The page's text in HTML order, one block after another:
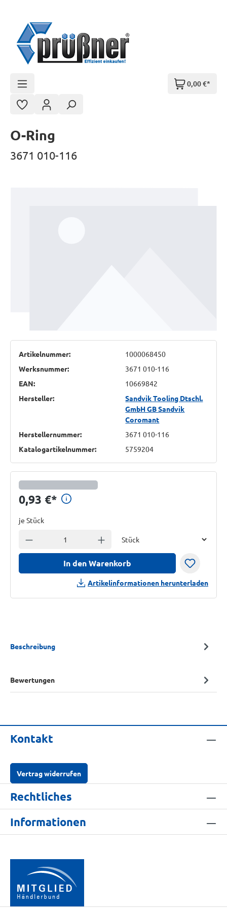
0,00 €*
O-Ring
3671 010-116
Hersteller:
Sandvik Tooling Dtschl.
GmbH GB Sandvik
Coromant
Artikelnummer:
1000068450
Werksnummer:
3671 010-116
EAN:
10669842
Herstellernummer:
3671 010-116
Katalogartikelnummer:
5759204
0,93 €* Preisinformationen anzeigen
je Stück
Anzahl verringern Anzahl erhöhen
In den Warenkorb
Artikelinformationen herunterladen
Beschreibung
Bewertungen
Kontakt
Vertrag widerrufen
Rechtliches
Informationen